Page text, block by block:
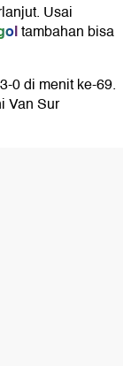
Usai
tambahan bisa
0 di menit ke-69.
Van Sur